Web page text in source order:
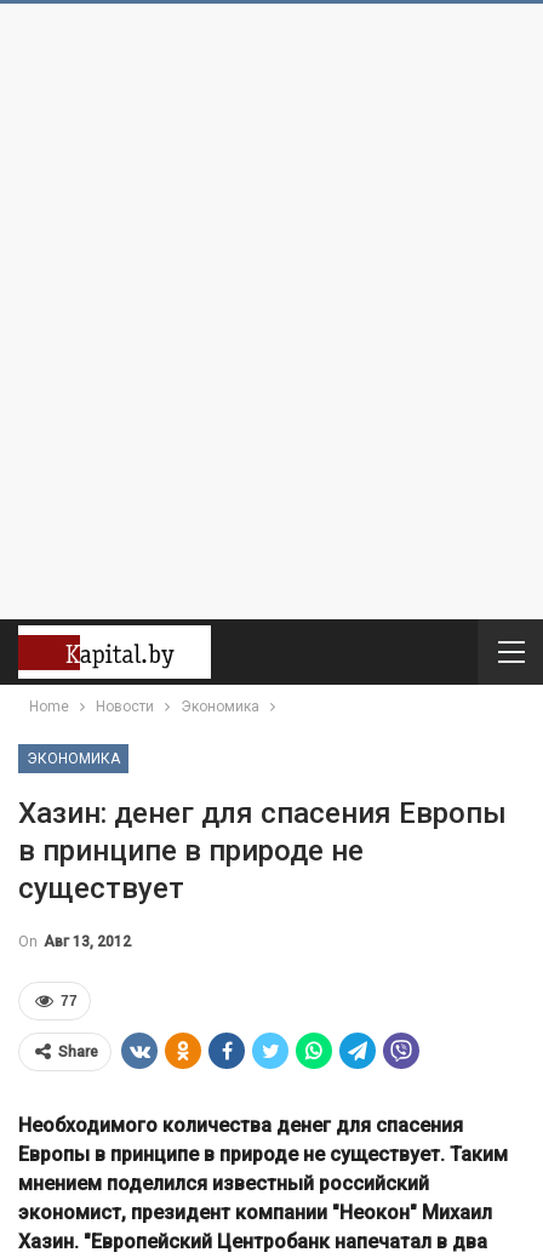
Home Новости Экономика
ЭКОНОМИКА
Хазин: денег для спасения Европы
в принципе в природе не
существует
On Авг 13, 2012
77
Share
Необходимого количества денег для спасения
Европы в принципе в природе не существует. Таким
мнением поделился известный российский
экономист, президент компании "Неокон" Михаил
Хазин. "Европейский Центробанк напечатал в два